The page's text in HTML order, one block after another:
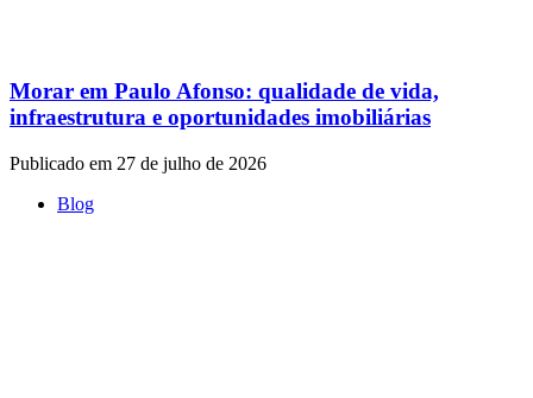
Morar em Paulo Afonso: qualidade de vida,
infraestrutura e oportunidades imobiliárias
Publicado em 27 de julho de 2026
Blog